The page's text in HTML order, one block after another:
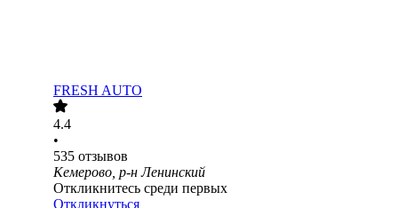
FRESH AUTO
4.4
•
535 отзывов
Кемерово, р-н Ленинский
Откликнитесь среди первых
Откликнуться